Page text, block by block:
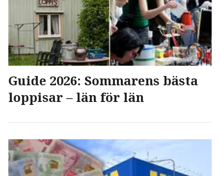
Guide 2026: Sommarens bästa
loppisar – län för län